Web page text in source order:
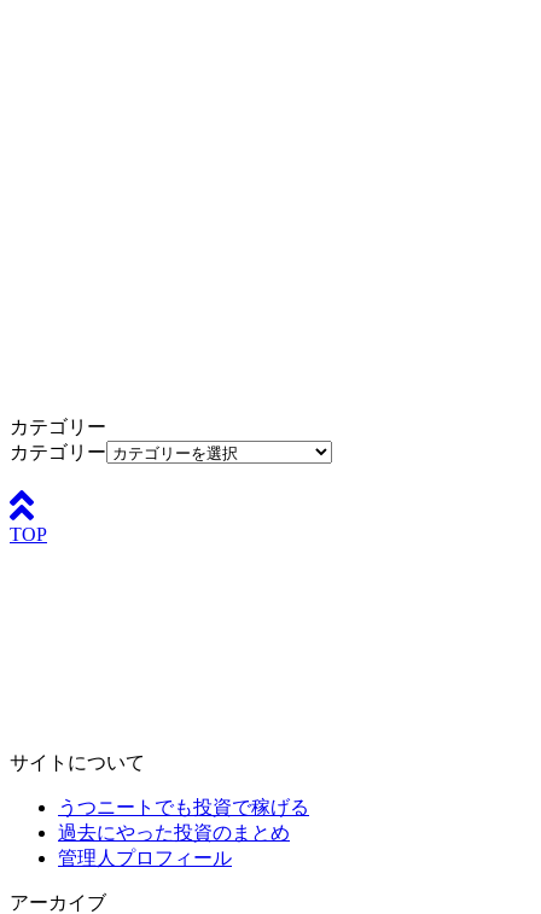
カテゴリー
カテゴリー
TOP
サイトについて
うつニートでも投資で稼げる
過去にやった投資のまとめ
管理人プロフィール
アーカイブ